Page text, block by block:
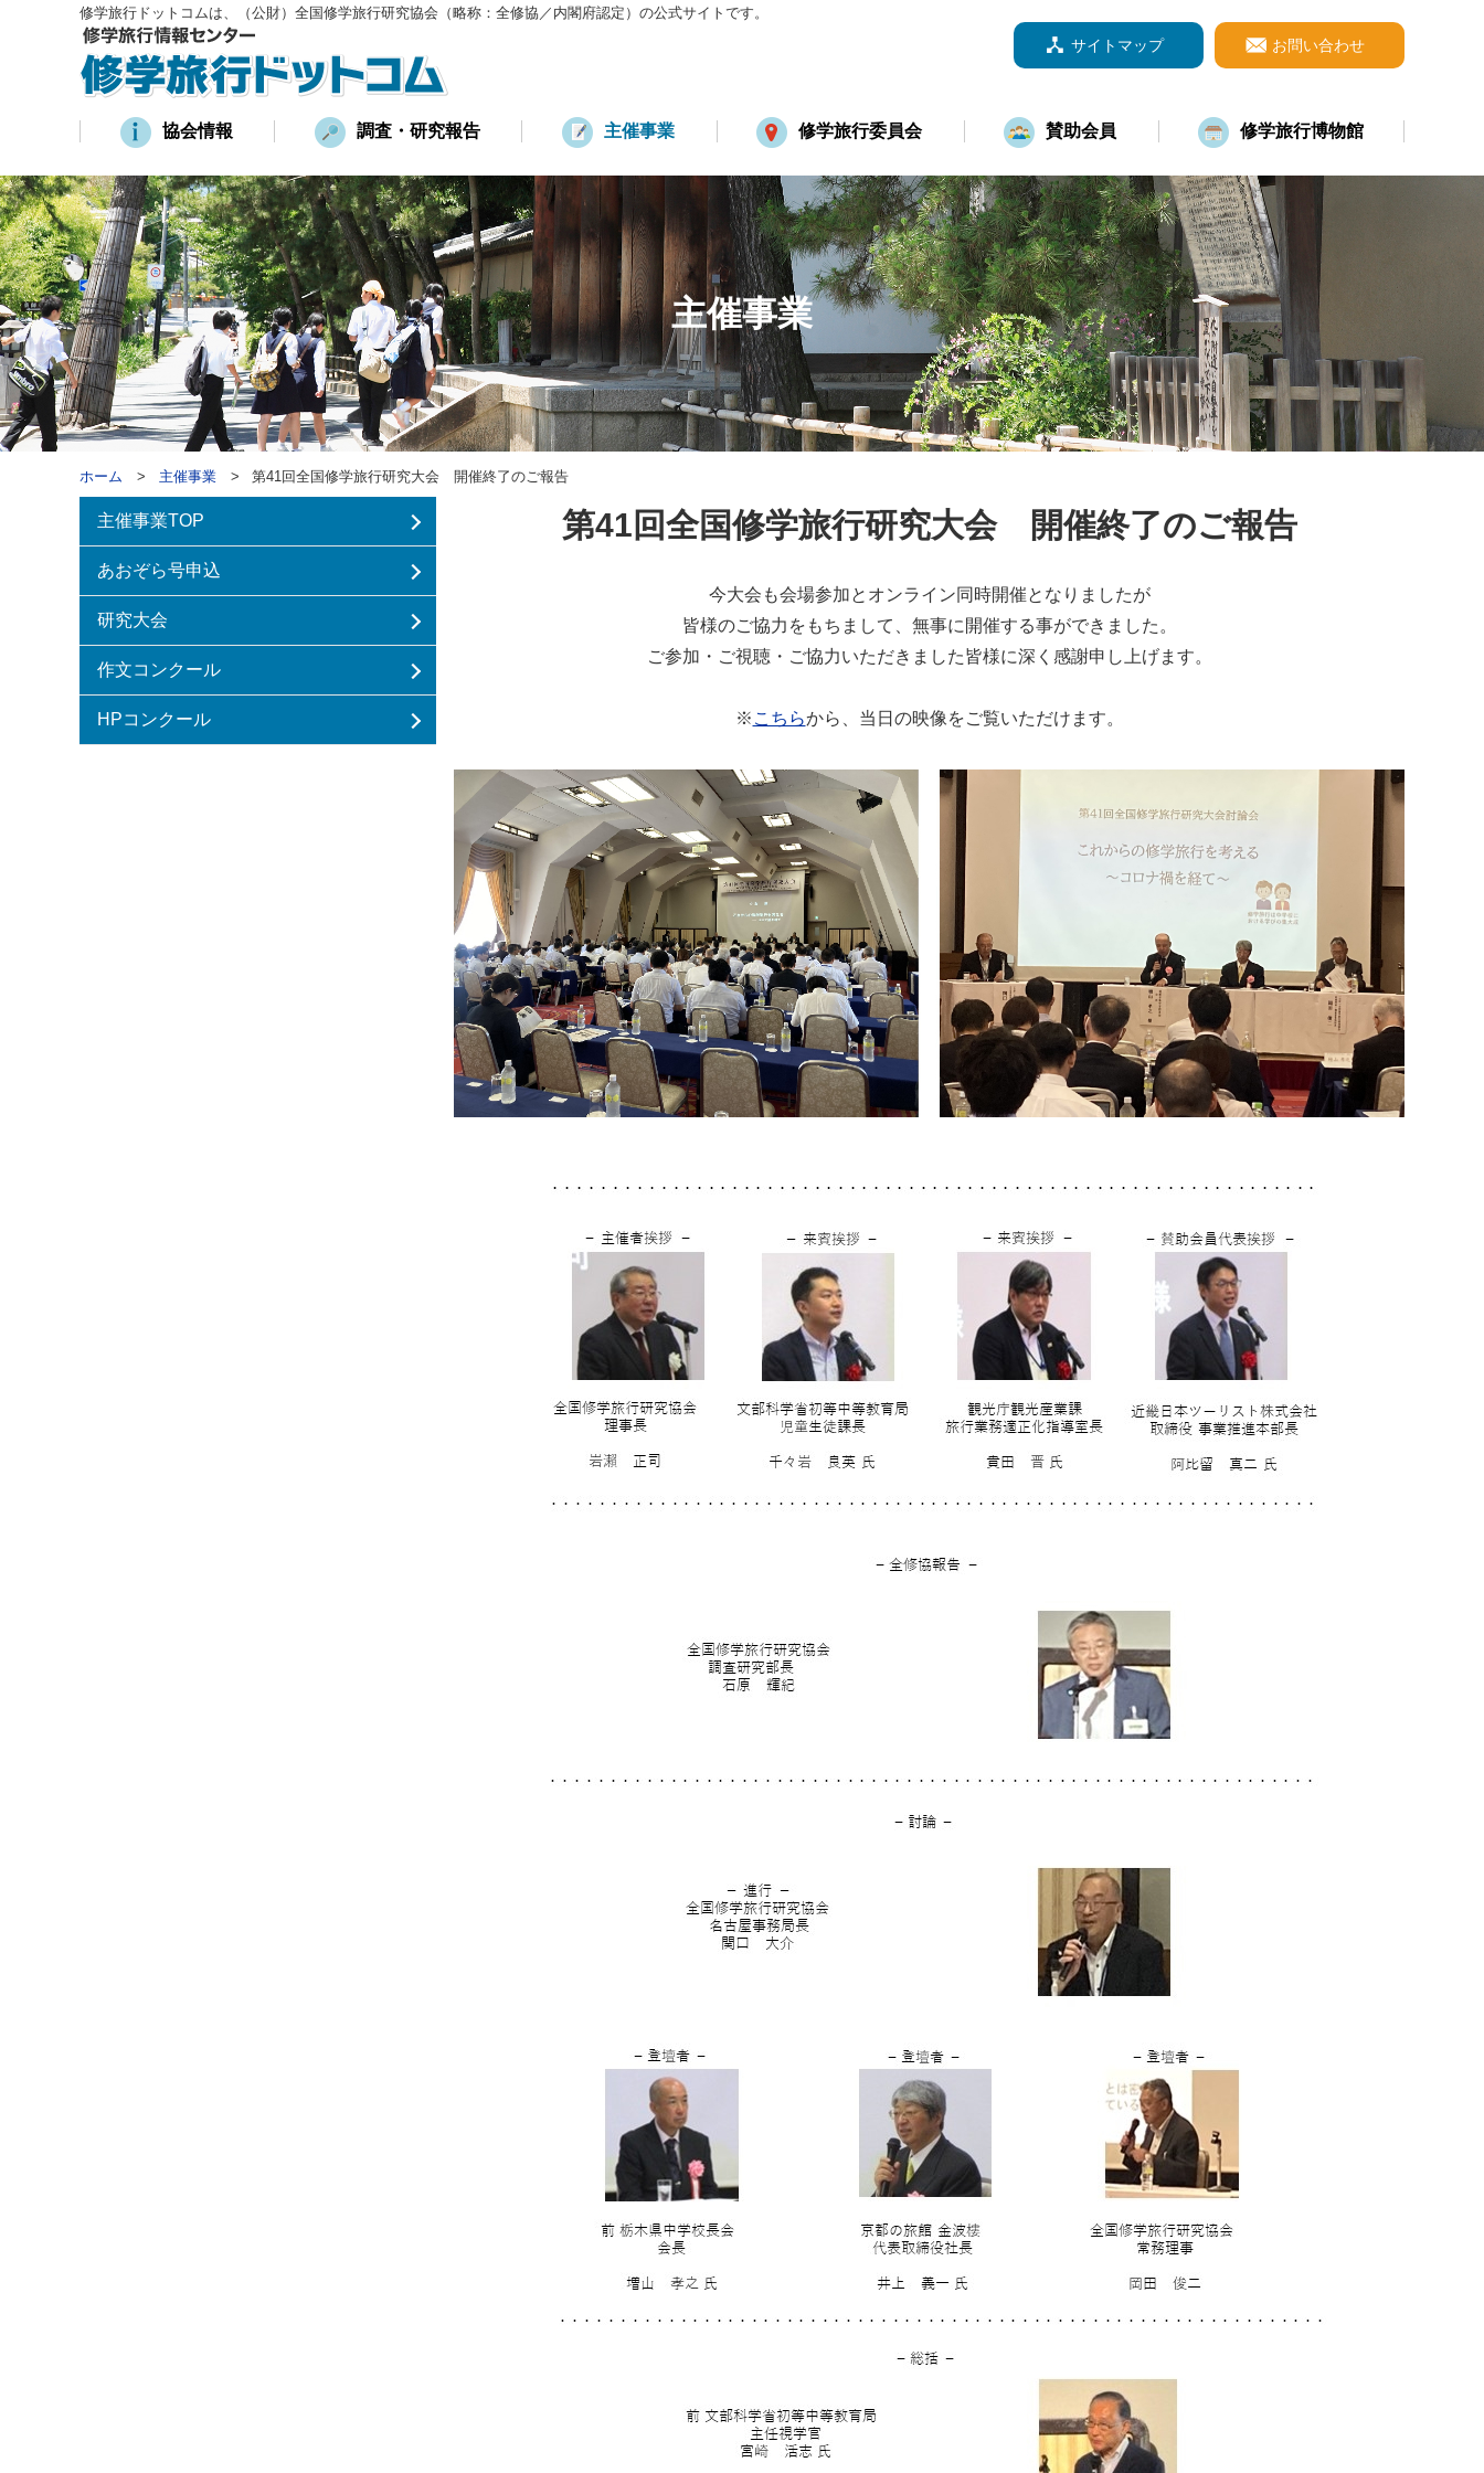
修学旅行ドットコムは、（公財）全国修学旅行研究協会（略称：全修協／内閣府認定）の公式サイトです。
協会情報 調査・研究報告 主催事業 修学旅行委員会 賛助会員 修学旅行博物館
サイトマップ お問い合わせ
主催事業
ホーム 主催事業 第41回全国修学旅行研究大会 開催終了のご報告
第41回全国修学旅行研究大会 開催終了のご報告
今大会も会場参加とオンライン同時開催となりましたが
皆様のご協力をもちまして、無事に開催する事ができました。
ご参加・ご視聴・ご協力いただきました皆様に深く感謝申し上げます。
※ こちらから、当日の映像をご覧いただけます。
主催事業TOP
あおぞら号申込
研究大会
作文コンクール
HPコンクール